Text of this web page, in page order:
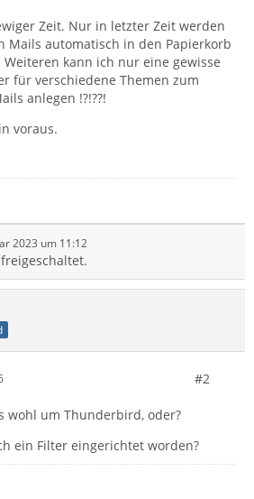
Zeit. Nur in letzter Zeit werden
Mails automatisch in den Papierkorb
Weiteren kann ich nur eine gewisse
für verschiedene Themen zum
anlegen !?!??!
voraus.
2023 um 11:12
#2
wohl um Thunderbird, oder?
ein Filter eingerichtet worden?